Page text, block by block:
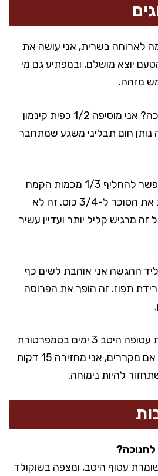
לארוחה בשרית, אני עושה את
יוצא מושלם, ובמפתיע גם מי
מזהה.
2) רוצים טוויסט של חנוכה? אני מוסיפה 1/2 כפית קינמון
נותן חום תבליני משגע שמתחבר
3) גרסה בריאה יותר: אפשר להחליף 1/3 מכמות הקמח
בקמח שקדים, ולהפחית את הסוכר ל-3/4 כוס. זה לא
מרגיש קליל יותר ועדיין עשיר
ליד ההגשה אני אוהבת לשים כף
גרידת תפוז. זה הופך את הפרוסה
5) אחסון: העוגה נשמרת עטופה היטב 3 ימים בטמפרטורת
חדר, או 5 ימים במקרר. אם מקררים, אני מחזירה 15 דקות
להיות נימוחה.
שומרת עטוף היטב, ומצפה בשוקולד